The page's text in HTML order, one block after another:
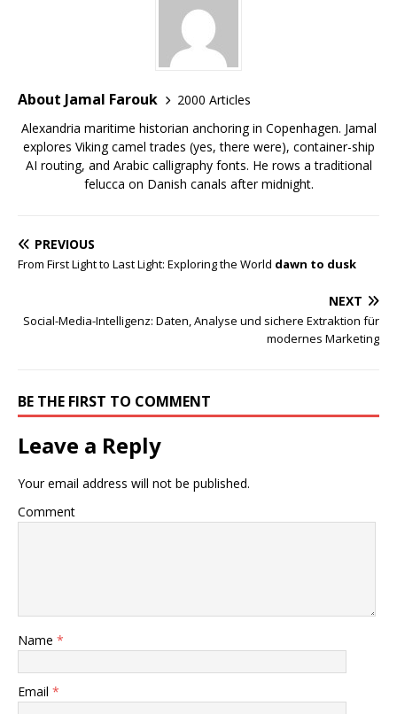
About Jamal Farouk
2000 Articles
Alexandria maritime historian anchoring in Copenhagen. Jamal
explores Viking camel trades (yes, there were), container-ship
AI routing, and Arabic calligraphy fonts. He rows a traditional
felucca on Danish canals after midnight.
PREVIOUS
From First Light to Last Light: Exploring the World dawn to dusk
NEXT
Social-Media-Intelligenz: Daten, Analyse und sichere Extraktion für
modernes Marketing
BE THE FIRST TO COMMENT
Leave a Reply
Your email address will not be published.
Comment
Name *
Email *